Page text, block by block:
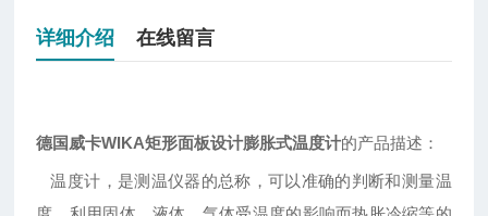
详细介绍 在线留言
德国威卡WIKA矩形面板设计膨胀式温度计的产品描述：
温度计，是测温仪器的总称，可以准确的判断和测量温